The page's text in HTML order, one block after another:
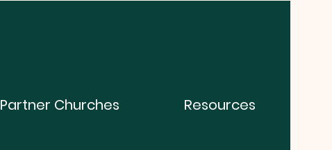
Partner Churches Resources